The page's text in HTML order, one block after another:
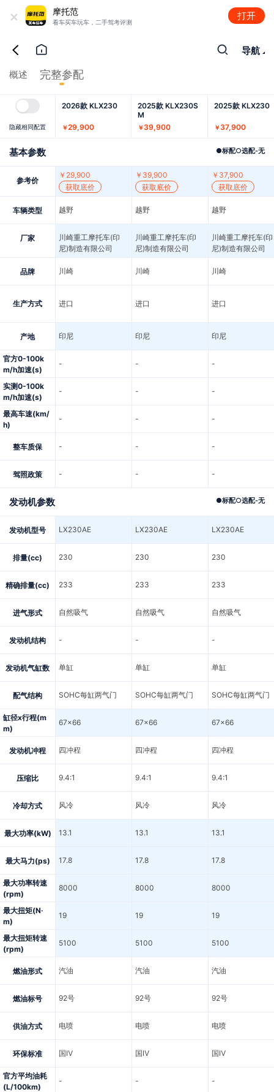
+ 摩托范
看车买车玩车，二手驾考评测
打开
导航
概述 完整参配
隐藏相同配置
2026款 KLX230
￥29,900
2025款 KLX230S
M
￥ 39,900
2025款 KLX230
￥ 37,900
基本参数 ●标配○选配-无
参考价
￥ 29,900
获取底价
￥ 39,900
获取底价
￥ 37,900
获取底价
车辆类型 越野 越野 越野
厂家
川崎重工摩托车(印
尼)制造有限公司
川崎重工摩托车(印
尼)制造有限公司
川崎重工摩托车(印
尼)制造有限公司
品牌 川崎 川崎 川崎
生产方式 进口 进口 进口
产地 印尼 印尼 印尼
官方0-100k
m/h加速(s)
- - -
实测0-100k
m/h加速(s)
- - -
最高车速(km/
h)
- - -
整车质保 - - -
驾照政策 - - -
发动机参数 ●标配○选配-无
发动机型号 LX230AE LX230AE LX230AE
排量(cc) 230 230 230
精确排量(cc) 233 233 233
进气形式 自然吸气 自然吸气 自然吸气
发动机结构 - - -
发动机气缸数 单缸 单缸 单缸
配气结构 SOHC每缸两气门 SOHC每缸两气门 SOHC每缸两气门
缸径x行程(m
m)
67x66 67x66 67x66
发动机冲程 四冲程 四冲程 四冲程
压缩比 9.4:1 9.4:1 9.4:1
冷却方式 风冷 风冷 风冷
最大功率(kW) 13.1 13.1 13.1
最大马力(ps) 17.8 17.8 17.8
最大功率转速
(rpm)
8000 8000 8000
最大扭矩(N·
m)
19 19 19
最大扭矩转速
(rpm)
5100 5100 5100
燃油形式 汽油 汽油 汽油
燃油标号 92号 92号 92号
供油方式 电喷 电喷 电喷
环保标准 国Ⅳ 国Ⅳ 国Ⅳ
官方平均油耗
(L/100km)
- - -